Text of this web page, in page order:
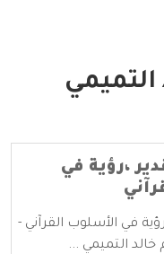
التميمي
،رؤية في
في الأسلوب القرآني -
خالد التميمي ...